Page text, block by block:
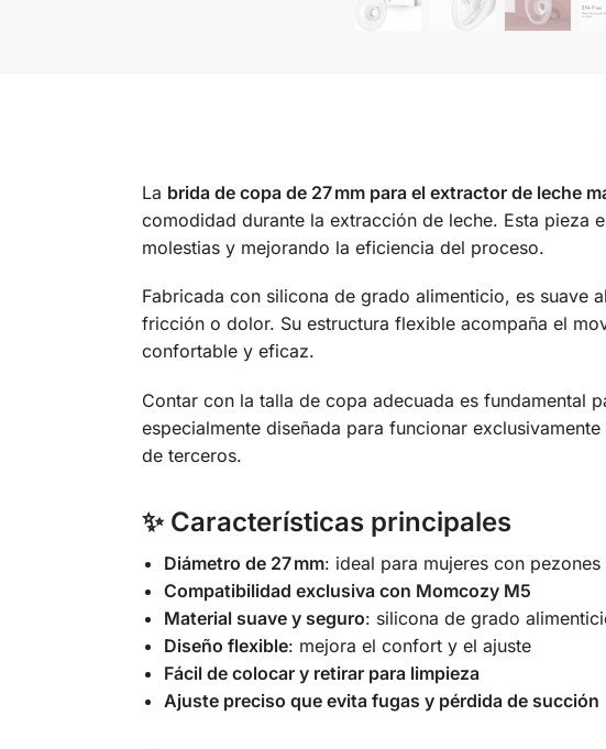
La brida de copa de 27 mm para el extractor de leche
comodidad durante la extracción de leche. Esta pieza
molestias y mejorando la eficiencia del proceso.
Fabricada con silicona de grado alimenticio, es suave
fricción o dolor. Su estructura flexible acompaña el
confortable y eficaz.
Contar con la talla de copa adecuada es fundamental
especialmente diseñada para funcionar
de terceros.
✨ Características principales
Diámetro de 27 mm: ideal para mujeres con pezones
Compatibilidad exclusiva con Momcozy M5
Material suave y seguro: silicona de grado
Diseño flexible: mejora el confort y el ajuste
Fácil de colocar y retirar para limpieza
Ajuste preciso que evita fugas y pérdida de succión